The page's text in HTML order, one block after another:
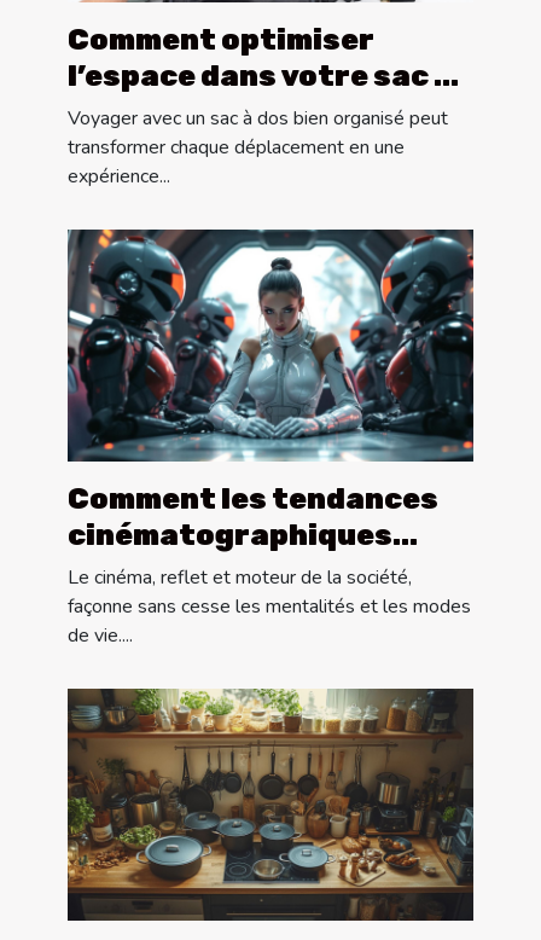
Comment optimiser
l’espace dans votre sac à
dos pour les longs
voyages ?
Voyager avec un sac à dos bien organisé peut
transformer chaque déplacement en une
expérience...
Comment les tendances
cinématographiques
influencent-elles la
société moderne ?
Le cinéma, reflet et moteur de la société,
façonne sans cesse les mentalités et les modes
de vie....